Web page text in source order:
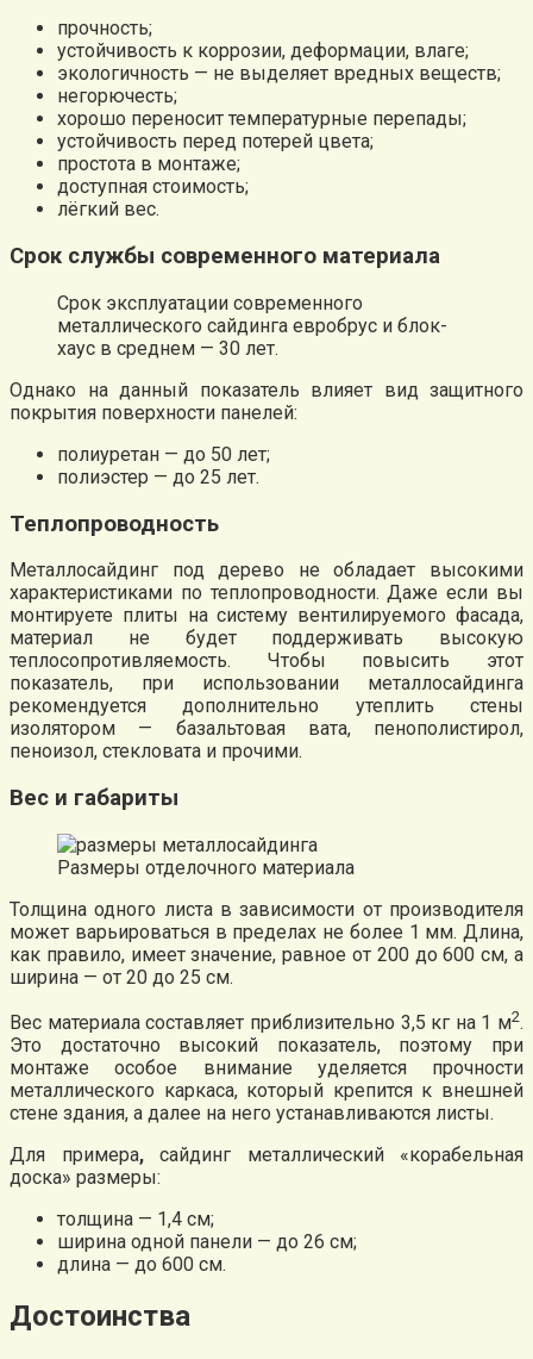
прочность;
устойчивость к коррозии, деформации, влаге;
экологичность — не выделяет вредных веществ;
негорючесть;
хорошо переносит температурные перепады;
устойчивость перед потерей цвета;
простота в монтаже;
доступная стоимость;
лёгкий вес.
Срок службы современного материала
Срок эксплуатации современного
металлического сайдинга евробрус и блок-
хаус в среднем — 30 лет.
Однако на данный показатель влияет вид защитного
покрытия поверхности панелей:
полиуретан — до 50 лет;
полиэстер — до 25 лет.
Теплопроводность
Металлосайдинг под дерево не обладает высокими
характеристиками по теплопроводности. Даже если вы
монтируете плиты на систему вентилируемого фасада,
материал не будет поддерживать высокую
теплосопротивляемость. Чтобы повысить этот
показатель, при использовании металлосайдинга
рекомендуется дополнительно утеплить стены
изолятором — базальтовая вата, пенополистирол,
пеноизол, стекловата и прочими.
Вес и габариты
Размеры отделочного материала
Толщина одного листа в зависимости от производителя
может варьироваться в пределах не более 1 мм. Длина,
как правило, имеет значение, равное от 200 до 600 см, а
ширина — от 20 до 25 см.
Вес материала составляет приблизительно 3,5 кг на 1 м2.
Это достаточно высокий показатель, поэтому при
монтаже особое внимание уделяется прочности
металлического каркаса, который крепится к внешней
стене здания, а далее на него устанавливаются листы.
Для примера, сайдинг металлический «корабельная
доска» размеры:
толщина — 1,4 см;
ширина одной панели — до 26 см;
длина — до 600 см.
Достоинства